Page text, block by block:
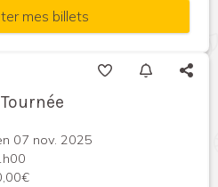
mes billets
07 nov. 2025